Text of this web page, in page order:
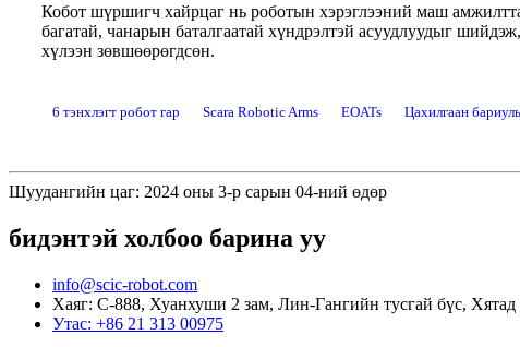
Кобот шүршигч хайрцаг нь роботын хэрэглээний маш
багатай, чанарын баталгаатай хүндрэлтэй асуудлуудыг
хүлээн зөвшөөрөгдсөн.
6 тэнхлэгт робот гар Scara Robotic Arms EOATs Цахилгаан
Шуудангийн цаг: 2024 оны 3-р сарын 04-ний өдөр
бидэнтэй холбоо барина уу
info@scic-robot.com
Хаяг: C-888, Хуанхуши 2 зам, Лин-Гангийн тусгай бүс,
Утас: +86 21 313 00975